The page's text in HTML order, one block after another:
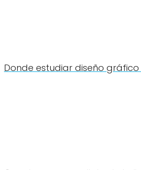
Donde estudiar diseño